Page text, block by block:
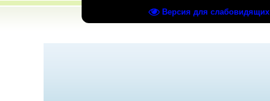
Версия для слабовидящих